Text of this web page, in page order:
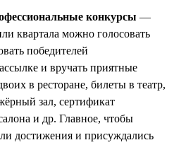
конкурсы —
квартала можно голосовать
победителей
и вручать приятные
в ресторане, билеты в театр,
зал, сертификат
и др. Главное, чтобы
достижения и присуждались